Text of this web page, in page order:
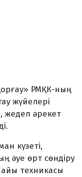
РМҚК-ның
жүйелері
жедел әрекет
күзеті,
әуе өрт сөндіру
техникасы